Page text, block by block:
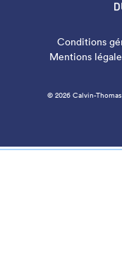
Conditions
Mentions
© 2026 Calvin-